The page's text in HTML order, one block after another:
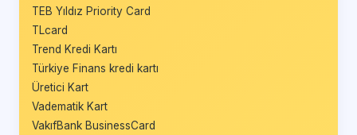
TEB Yıldız Priority Card
TLcard
Trend Kredi Kartı
Türkiye Finans kredi kartı
Üretici Kart
Vadematik Kart
VakıfBank BusinessCard